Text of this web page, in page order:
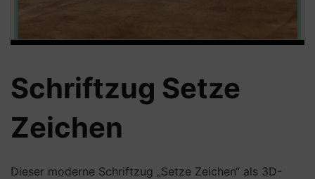
Schriftzug Setze
Zeichen
Dieser moderne Schriftzug „Setze Zeichen“ als 3D-